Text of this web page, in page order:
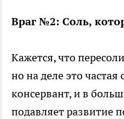
Враг №2: Соль,
Кажется, что
но на деле это
консервант, и в
подавляет развитие